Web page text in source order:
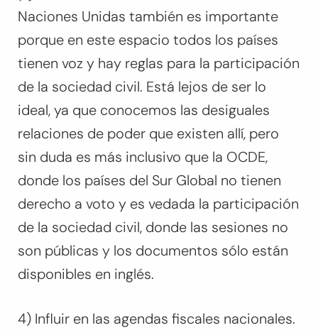
Naciones Unidas también es importante
porque en este espacio todos los países
tienen voz y hay reglas para la participación
de la sociedad civil. Está lejos de ser lo
ideal, ya que conocemos las desiguales
relaciones de poder que existen allí, pero
sin duda es más inclusivo que la OCDE,
donde los países del Sur Global no tienen
derecho a voto y es vedada la participación
de la sociedad civil, donde las sesiones no
son públicas y los documentos sólo están
disponibles en inglés.
4) Influir en las agendas fiscales nacionales.